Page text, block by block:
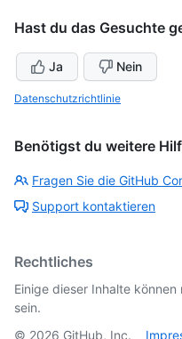
Hast du das Gesuchte
Ja Nein
Datenschutzrichtlinie
Benötigst du weitere
Fragen Sie die GitHub
Support kontaktieren
Rechtliches
Einige dieser Inhalte
sein.
© 2026 GitHub, Inc.